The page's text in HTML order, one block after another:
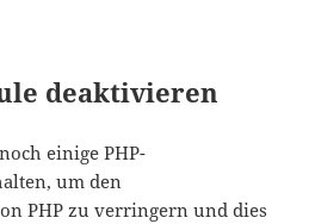
deaktivieren
einige PHP-
um den
PHP zu verringern und dies